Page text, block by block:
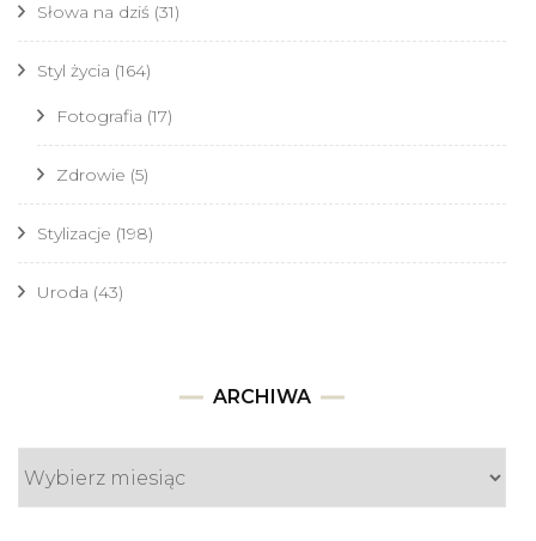
Słowa na dziś (31)
Styl życia (164)
Fotografia (17)
Zdrowie (5)
Stylizacje (198)
Uroda (43)
ARCHIWA
Archiwa